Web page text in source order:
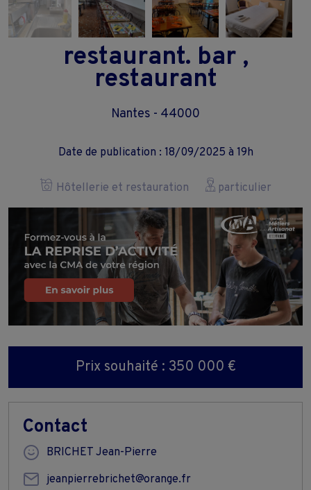
restaurant. bar ,
restaurant
Nantes - 44000
Date de publication : 18/09/2025 à 19h
Hôtellerie et restauration particulier
Prix souhaité : 350 000 €
Contact
BRICHET Jean-Pierre
jeanpierrebrichet@orange.fr